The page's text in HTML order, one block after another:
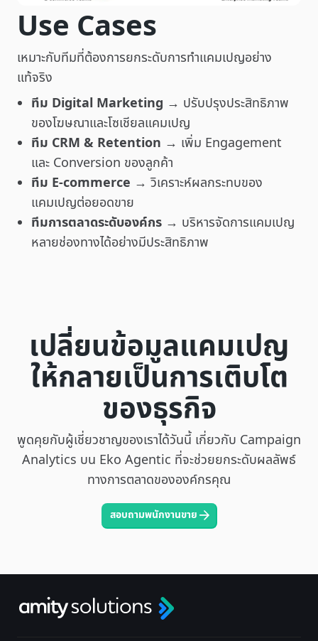
Use Cases
เหมาะกับทีมที่ต้องการยกระดับการทำแคมเปญอย่าง
แท้จริง
ทีม Digital Marketing → ปรับปรุงประสิทธิภาพ
ของโฆษณาและโซเชียลแคมเปญ
ทีม CRM & Retention → เพิ่ม Engagement
และ Conversion ของลูกค้า
ทีม E-commerce → วิเคราะห์ผลกระทบของ
แคมเปญต่อยอดขาย
ทีมการตลาดระดับองค์กร → บริหารจัดการแคมเปญ
หลายช่องทางได้อย่างมีประสิทธิภาพ
เปลี่ยนข้อมูลแคมเปญ
ให้กลายเป็นการเติบโต
ของธุรกิจ
พูดคุยกับผู้เชี่ยวชาญของเราได้วันนี้ เกี่ยวกับ Campaign
Analytics บน Eko Agentic ที่จะช่วยยกระดับผลลัพธ์
ทางการตลาดขององค์กรคุณ
สอบถามพนักงานขาย